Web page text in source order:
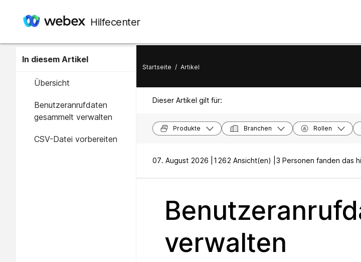
Hilfecenter
In diesem Artikel
Übersicht
Benutzeranrufdaten
gesammelt verwalten
CSV-Datei vorbereiten
Startseite / Artikel
Dieser Artikel gilt für:
Produkte Branchen Rollen
07. August 2026 | 1262 Ansicht(en) | 3 Personen fanden das
verwalten